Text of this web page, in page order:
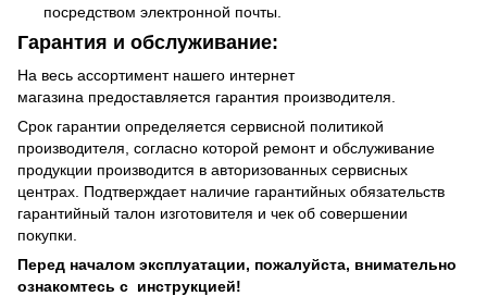
посредством электронной почты.
Гарантия и обслуживание:
На весь ассортимент нашего интернет
магазина предоставляется гарантия производителя.
Срок гарантии определяется сервисной политикой
производителя, согласно которой ремонт и обслуживание
продукции производится в авторизованных сервисных
центрах. Подтверждает наличие гарантийных обязательств
гарантийный талон изготовителя и чек об совершении
покупки.
Перед началом эксплуатации, пожалуйста, внимательно
ознакомтесь с инструкцией!